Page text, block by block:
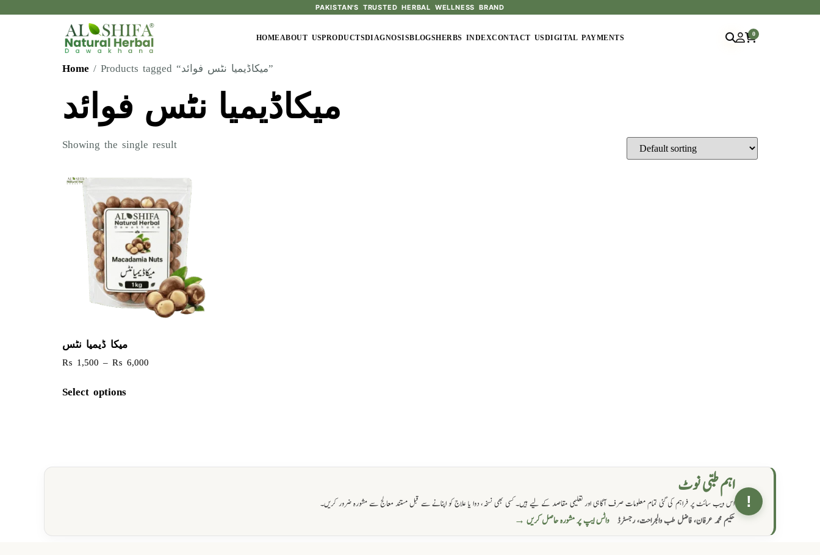
PAKISTAN'S TRUSTED HERBAL WELLNESS BRAND
HOMEABOUT USPRODUCTSDIAGNOSISBLOGSHERBS INDEXCONTACT USDIGITAL PAYMENTS
0
Home / Products tagged “میکاڈیمیا نٹس فوائد”
میکاڈیمیا نٹس فوائد
Showing the single result
میکا ڈیمیا نٹس
₨ 1,500 – ₨ 6,000
Select options
!
اہم طبی نوٹ
اس ویب سائٹ پر فراہم کی گئی تمام معلومات صرف آگاہی اور تعلیمی مقاصد کے لیے ہیں۔ کسی بھی نسخہ، دوا یا علاج کو اپنانے سے قبل مستند معالج سے مشورہ ضرور کریں۔
حکیم محمد عرفان، فاضل طب والجراحت، رجسٹرڈ واٹس ایپ پر مشورہ حاصل کریں →